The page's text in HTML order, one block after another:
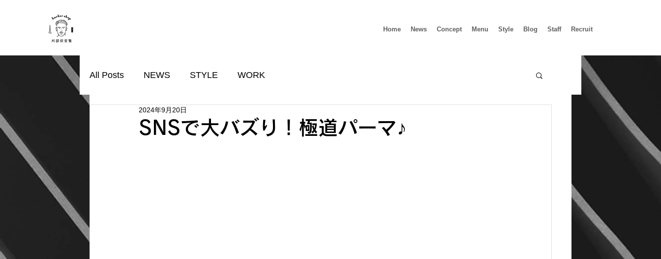
Home News Concept Menu Style Blog Staff Recruit
All Posts NEWS STYLE WORK
SNSで大バズり！極道パーマ♪
2024年9月20日